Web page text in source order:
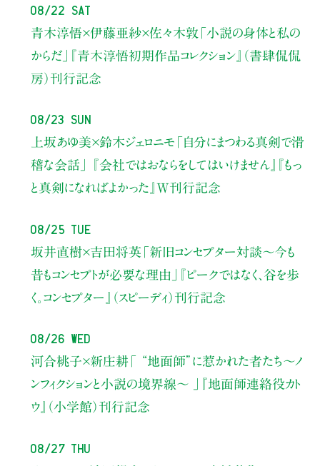
08/22 Sat
青木淳悟×伊藤亜紗×佐々木敦 「小説の身体と私の
からだ」
『青木淳悟初期作品コレクション』（書肆侃侃
房）刊行記念
08/23 Sun
上坂あゆ美×鈴木ジェロニモ 「自分にまつわる真剣で滑
稽な会話」
『会社ではおならをしてはいけません』『もっ
と真剣になればよかった』W刊行記念
08/25 Tue
坂井直樹×吉田将英「新旧コンセプター対談～今も
昔もコンセプトが必要な理由」
『ピークではなく、谷を歩
く。コンセプター』（スピーディ）刊行記念
08/26 Wed
河合桃子×新庄耕「 “地面師”に惹かれた者たち〜ノ
ンフィクションと小説の境界線〜 」
『地面師連絡役カト
ウ』（小学館）刊行記念
08/27 Thu